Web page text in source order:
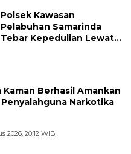
Polsek Kawasan
Pelabuhan Samarinda
Tebar Kepedulian Lewat
Kaman Berhasil Amankan
Narkotika
2026, 20:12 WIB